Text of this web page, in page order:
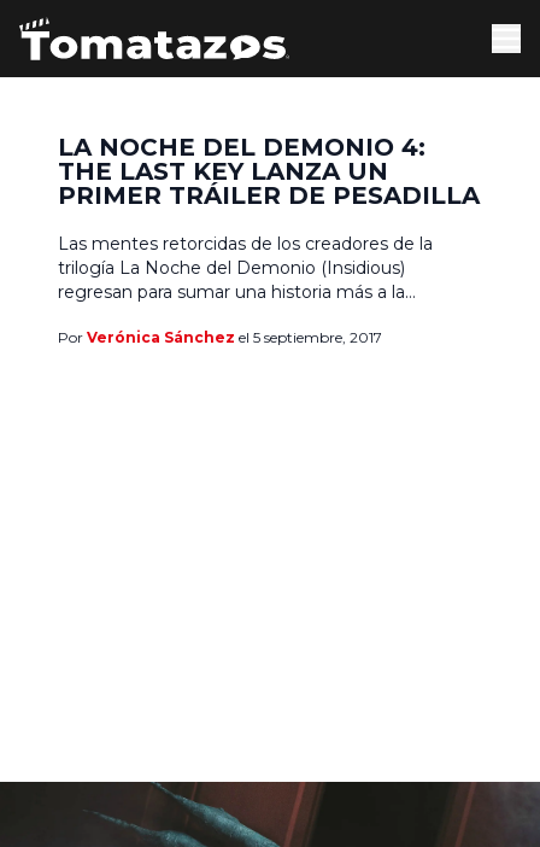
LA NOCHE DEL DEMONIO 4:
THE LAST KEY LANZA UN
PRIMER TRÁILER DE PESADILLA
Las mentes retorcidas de los creadores de la
trilogía La Noche del Demonio (Insidious)
regresan para sumar una historia más a la
Esta vez el argumento central recae sobre los
Por Verónica Sánchez el 5 septiembre, 2017